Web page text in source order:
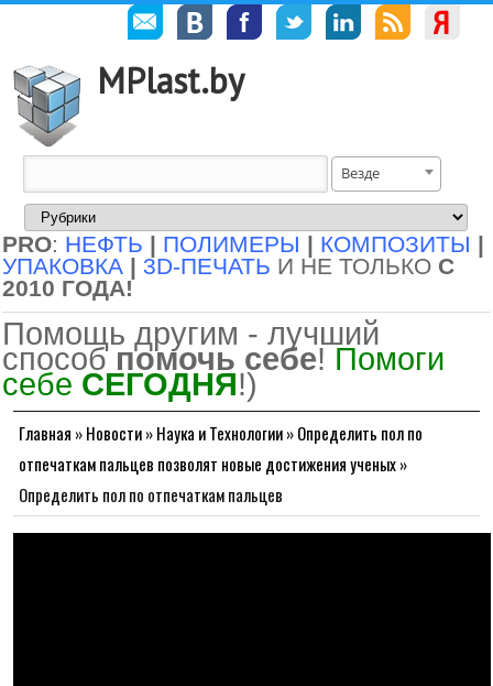
MPlast.by
Везде
PRO: НЕФТЬ | ПОЛИМЕРЫ | КОМПОЗИТЫ |
УПАКОВКА | 3D-ПЕЧАТЬ И НЕ ТОЛЬКО С
2010 ГОДА!
Помощь другим - лучший
способ помочь себе! Помоги
себе СЕГОДНЯ!)
Главная »Новости»Наука и Технологии»Определить пол по
отпечаткам пальцев позволят новые достижения ученых»
Определить пол по отпечаткам пальцев